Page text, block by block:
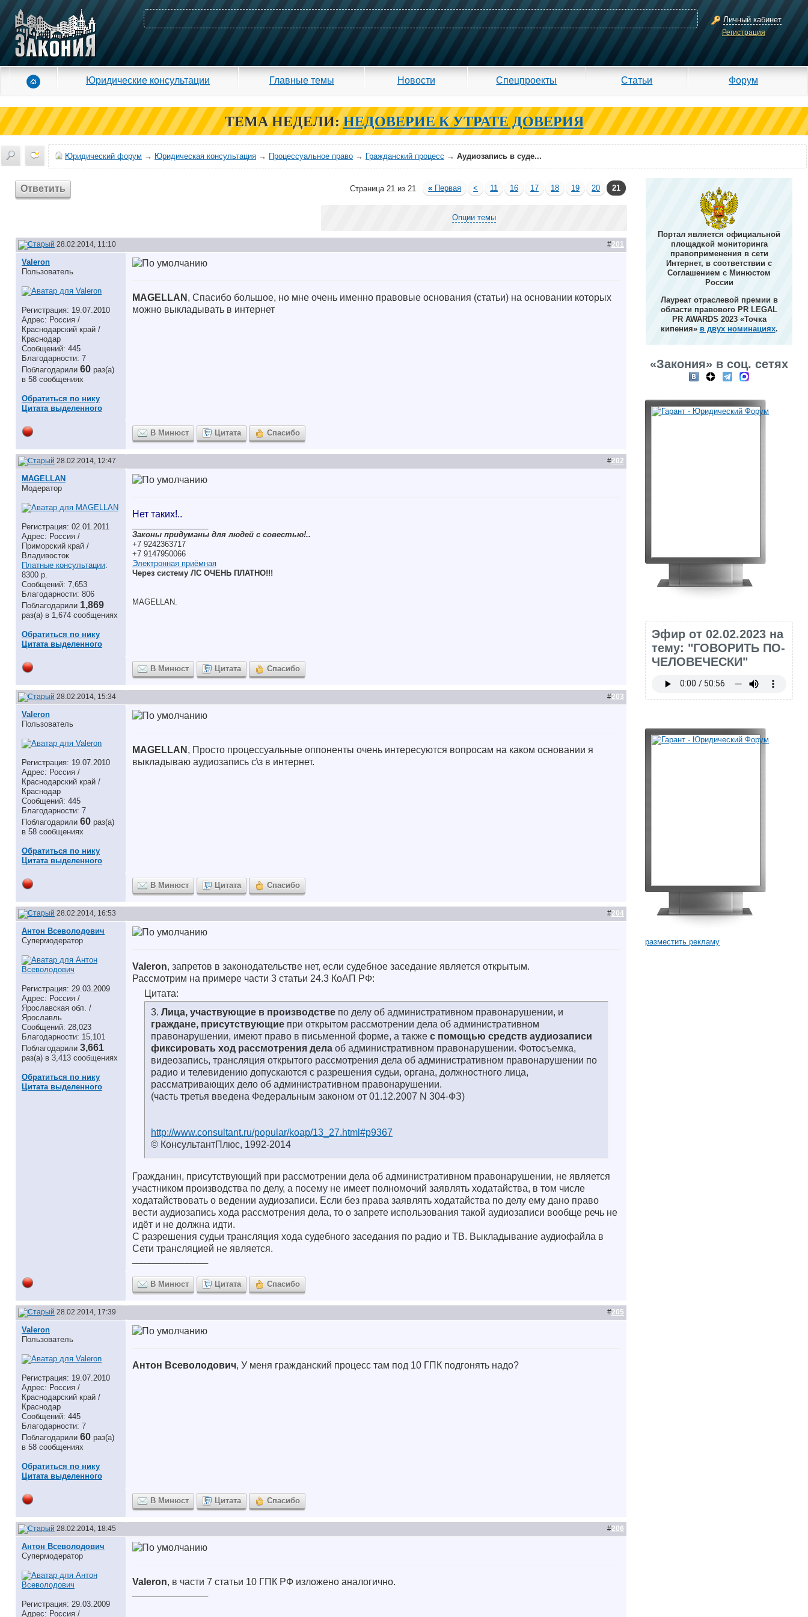
Личный кабинет
Регистрация
Юридические консультации Главные темы Новости Спецпроекты Статьи Форум
ТЕМА НЕДЕЛИ: НЕДОВЕРИЕ К УТРАТЕ ДОВЕРИЯ
Юридический форум → Юридическая консультация → Процессуальное право → Гражданский процесс → Аудиозапись в суде...
Ответить Страница 21 из 21 « Первая < 11 16 17 18 19 20 21
Опции темы
28.02.2014, 11:10 #201
Valeron
Пользователь
Регистрация: 19.07.2010
Адрес: Россия /
Краснодарский край /
Краснодар
Сообщений: 445
Благодарности: 7
Поблагодарили 60 раз(а)
в 58 сообщениях
Обратиться по нику
Цитата выделенного
MAGELLAN , Спасибо большое, но мне очень именно правовые основания (статьи) на основании которых
можно выкладывать в интернет
В Минюст Цитата Спасибо
28.02.2014, 12:47 #202
MAGELLAN
Модератор
Регистрация: 02.01.2011
Адрес: Россия /
Приморский край /
Владивосток
Платные консультации:
8300 р.
Сообщений: 7,653
Благодарности: 806
Поблагодарили 1,869
раз(а) в 1,674 сообщениях
Обратиться по нику
Цитата выделенного
Нет таких!..
Законы придуманы для людей с совестью!..
+7 9242363717
+7 9147950066
Электронная приёмная
Через систему ЛС ОЧЕНЬ ПЛАТНО!!!
MAGELLAN.
В Минюст Цитата Спасибо
28.02.2014, 15:34 #203
Valeron
Пользователь
Регистрация: 19.07.2010
Адрес: Россия /
Краснодарский край /
Краснодар
Сообщений: 445
Благодарности: 7
Поблагодарили 60 раз(а)
в 58 сообщениях
Обратиться по нику
Цитата выделенного
MAGELLAN , Просто процессуальные оппоненты очень интересуются вопросам на каком основании я
выкладываю аудиозапись с\з в интернет.
В Минюст Цитата Спасибо
28.02.2014, 16:53 #204
Антон Всеволодович
Супермодератор
Регистрация: 29.03.2009
Адрес: Россия /
Ярославская обл. /
Ярославль
Сообщений: 28,023
Благодарности: 15,101
Поблагодарили 3,661
раз(а) в 3,413 сообщениях
Обратиться по нику
Цитата выделенного
Valeron, запретов в законодательстве нет, если судебное заседание является открытым.
Рассмотрим на примере части 3 статьи 24.3 КоАП РФ:
Цитата:
3. Лица, участвующие в производстве по делу об административном правонарушении, и
граждане, присутствующие при открытом рассмотрении дела об административном
правонарушении, имеют право в письменной форме, а также с помощью средств аудиозаписи
фиксировать ход рассмотрения дела об административном правонарушении. Фотосъемка,
видеозапись, трансляция открытого рассмотрения дела об административном правонарушении по
радио и телевидению допускаются с разрешения судьи, органа, должностного лица,
рассматривающих дело об административном правонарушении.
(часть третья введена Федеральным законом от 01.12.2007 N 304-ФЗ)
http://www.consultant.ru/popular/koap/13_27.html#p9367
© КонсультантПлюс, 1992-2014
Гражданин, присутствующий при рассмотрении дела об административном правонарушении, не является
участником производства по делу, а посему не имеет полномочий заявлять ходатайства, в том числе
ходатайствовать о ведении аудиозаписи. Если без права заявлять ходатайства по делу ему дано право
вести аудиозапись хода рассмотрения дела, то о запрете использования такой аудиозаписи вообще речь не
идёт и не должна идти.
С разрешения судьи трансляция хода судебного заседания по радио и ТВ. Выкладывание аудиофайла в
Сети трансляцией не является.
В Минюст Цитата Спасибо
28.02.2014, 17:39 #205
Valeron
Пользователь
Регистрация: 19.07.2010
Адрес: Россия /
Краснодарский край /
Краснодар
Сообщений: 445
Благодарности: 7
Поблагодарили 60 раз(а)
в 58 сообщениях
Обратиться по нику
Цитата выделенного
Антон Всеволодович, У меня гражданский процесс там под 10 ГПК подгонять надо?
В Минюст Цитата Спасибо
28.02.2014, 18:45 #206
Антон Всеволодович
Супермодератор
Регистрация: 29.03.2009
Адрес: Россия /
Valeron, в части 7 статьи 10 ГПК РФ изложено аналогично.
Портал является официальной
площадкой мониторинга
правоприменения в сети
Интернет, в соответствии с
Соглашением с Минюстом
России
Лауреат отраслевой премии в
области правового PR LEGAL
PR AWARDS 2023 «Точка
кипения» в двух номинациях.
«Закония» в соц. сетях
Эфир от 02.02.2023 на
тему: "ГОВОРИТЬ ПО-
ЧЕЛОВЕЧЕСКИ"
разместить рекламу